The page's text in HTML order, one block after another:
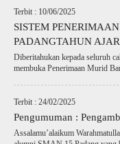
Terbit : 10/06/2025
SISTEM
PADANGTAHUN
Diberitahukan kepada seluruh
membuka Penerimaan Murid
Terbit : 24/02/2025
Pengumuman :
Assalamu’alaikum